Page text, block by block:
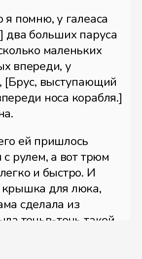
я помню, у галеаса
два больших паруса
маленьких
впереди, у
[Брус, выступающий
носа корабля.]
ей пришлось
с рулем, а вот трюм
и быстро. И
крышка для люка,
сделала из
точьв-точь такой,